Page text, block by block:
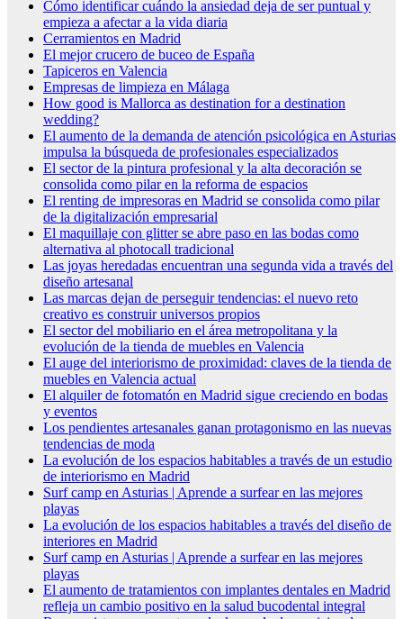
Cómo identificar cuándo la ansiedad deja de ser puntual y
empieza a afectar a la vida diaria
Cerramientos en Madrid
El mejor crucero de buceo de España
Tapiceros en Valencia
Empresas de limpieza en Málaga
How good is Mallorca as destination for a destination
wedding?
El aumento de la demanda de atención psicológica en Asturias
impulsa la búsqueda de profesionales especializados
El sector de la pintura profesional y la alta decoración se
consolida como pilar en la reforma de espacios
El renting de impresoras en Madrid se consolida como pilar
de la digitalización empresarial
El maquillaje con glitter se abre paso en las bodas como
alternativa al photocall tradicional
Las joyas heredadas encuentran una segunda vida a través del
diseño artesanal
Las marcas dejan de perseguir tendencias: el nuevo reto
creativo es construir universos propios
El sector del mobiliario en el área metropolitana y la
evolución de la tienda de muebles en Valencia
El auge del interiorismo de proximidad: claves de la tienda de
muebles en Valencia actual
El alquiler de fotomatón en Madrid sigue creciendo en bodas
y eventos
Los pendientes artesanales ganan protagonismo en las nuevas
tendencias de moda
La evolución de los espacios habitables a través de un estudio
de interiorismo en Madrid
Surf camp en Asturias | Aprende a surfear en las mejores
playas
La evolución de los espacios habitables a través del diseño de
interiores en Madrid
Surf camp en Asturias | Aprende a surfear en las mejores
playas
El aumento de tratamientos con implantes dentales en Madrid
refleja un cambio positivo en la salud bucodental integral